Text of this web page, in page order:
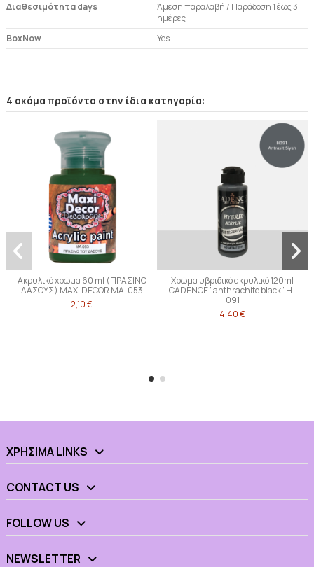
Διαθεσιμότητα days
Άμεση παραλαβή / Παράδoση 1 έως 3
ημέρες
BoxNow
Yes
4 ακόμα προϊόντα στην ίδια κατηγορία:
Ακρυλικό χρώμα 60 ml (ΠΡΑΣΙΝΟ
ΔΑΣΟΥΣ) MAXI DECOR MA-053
2,10 €
Χρώμα υβριδικό ακρυλικό 120ml
CADENCE "anthrachite black" H-
091
4,40 €
ΧΡΉΣΙΜΑ LINKS
CONTACT US
FOLLOW US
NEWSLETTER